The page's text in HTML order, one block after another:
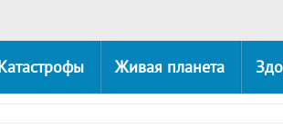
Живая планета